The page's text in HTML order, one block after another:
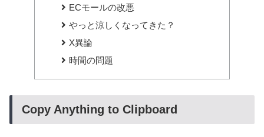
ECモールの改悪
やっと涼しくなってきた？
X異論
時間の問題
Copy Anything to Clipboard